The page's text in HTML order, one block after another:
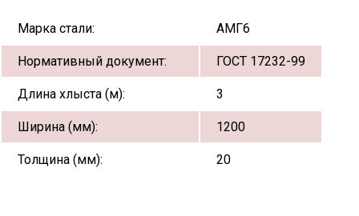
Марка стали: АМГ6
Нормативный документ: ГОСТ 17232-99
Длина хлыста (м): 3
Ширина (мм): 1200
Толщина (мм): 20